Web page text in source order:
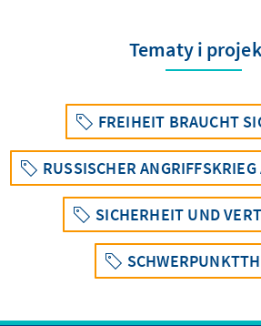
Tematy i
FREIHEIT BRAUCHT
RUSSISCHER
SICHERHEIT UND